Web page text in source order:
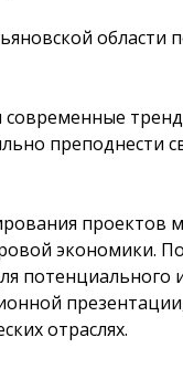
области
преподнести
экономики.
потенциального
отраслях.